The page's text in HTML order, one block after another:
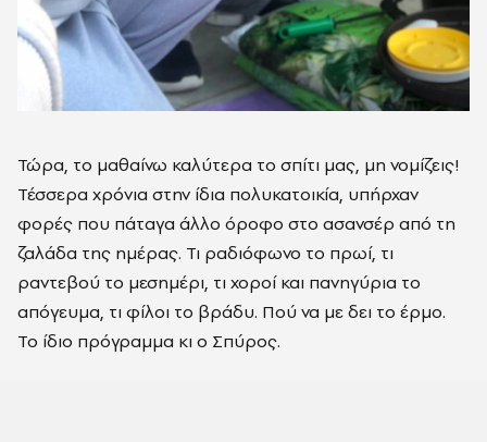
Τώρα, το μαθαίνω καλύτερα το σπίτι μας, μη νομίζεις!
Τέσσερα χρόνια στην ίδια πολυκατοικία, υπήρχαν
φορές που πάταγα άλλο όροφο στο ασανσέρ από τη
ζαλάδα της ημέρας. Τι ραδιόφωνο το πρωί, τι
ραντεβού το μεσημέρι, τι χοροί και πανηγύρια το
απόγευμα, τι φίλοι το βράδυ. Πού να με δει το έρμο.
Το ίδιο πρόγραμμα κι ο Σπύρος.